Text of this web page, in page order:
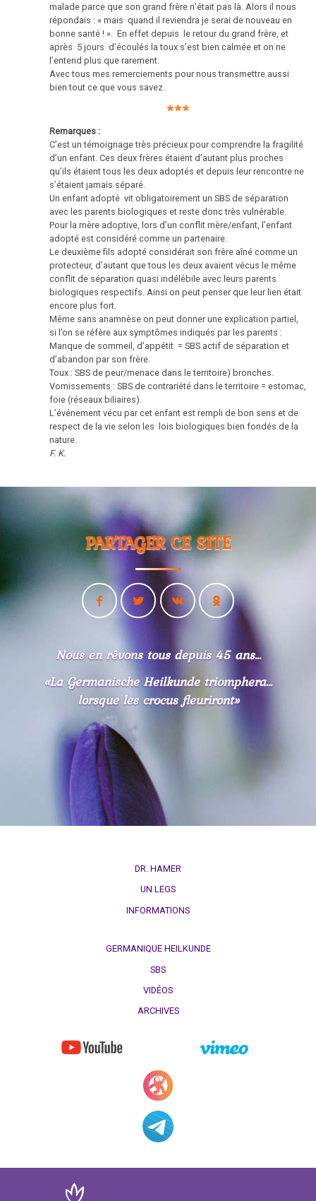
malade parce que son grand frère n’était pas là. Alors il nous
répondais : « mais quand il reviendra je serai de nouveau en
bonne santé ! ». En effet depuis le retour du grand frère, et
après 5 jours d’écoulés la toux s’est bien calmée et on ne
l’entend plus que rarement.
Avec tous mes remerciements pour nous transmettre aussi
bien tout ce que vous savez.
***
Remarques :
C’est un témoignage très précieux pour comprendre la fragilité
d’un enfant. Ces deux frères étaient d’autant plus proches
qu’ils étaient tous les deux adoptés et depuis leur rencontre ne
s’étaient jamais séparé.
Un enfant adopté vit obligatoirement un SBS de séparation
avec les parents biologiques et reste donc très vulnérable.
Pour la mère adoptive, lors d’un conflit mère/enfant, l’enfant
adopté est considéré comme un partenaire.
Le deuxième fils adopté considérait son frère aîné comme un
protecteur, d’autant que tous les deux avaient vécus le même
conflit de séparation quasi indélébile avec leurs parents
biologiques respectifs. Ainsi on peut penser que leur lien était
encore plus fort.
Même sans anamnèse on peut donner une explication partiel,
si l’on se réfère aux symptômes indiqués par les parents :
Manque de sommeil, d’appétit = SBS actif de séparation et
d’abandon par son frère.
Toux : SBS de peur/menace dans le territoire) bronches.
Vomissements : SBS de contrariété dans le territoire = estomac,
foie (réseaux biliaires).
L’événement vécu par cet enfant est rempli de bon sens et de
respect de la vie selon les lois biologiques bien fondés de la
nature.
F. K.
PARTAGER CE SITE
Nous en rêvons tous depuis 45 ans...
«La Germanische Heilkunde triomphera...
lorsque les crocus fleuriront»
DR. HAMER
UN LEGS
INFORMATIONS
GERMANIQUE HEILKUNDE
SBS
VIDÉOS
ARCHIVES